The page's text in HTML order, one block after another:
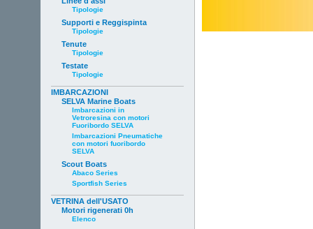
Tipologie
Supporti e Reggispinta
Tipologie
Tenute
Tipologie
Testate
Tipologie
IMBARCAZIONI
SELVA Marine Boats
Imbarcazioni in
Vetroresina con motori
Fuoribordo SELVA
Imbarcazioni Pneumatiche
con motori fuoribordo
SELVA
Scout Boats
Abaco Series
Sportfish Series
VETRINA dell'USATO
Motori rigenerati 0h
Elenco